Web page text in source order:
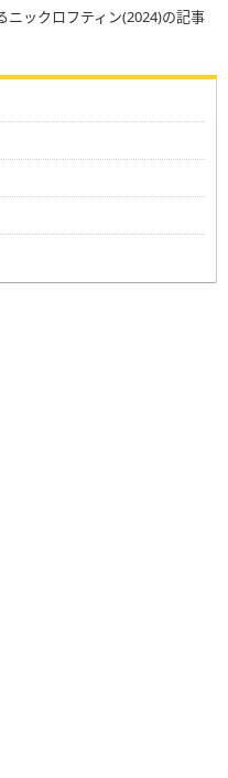
ニックロフティン(2024)の記事